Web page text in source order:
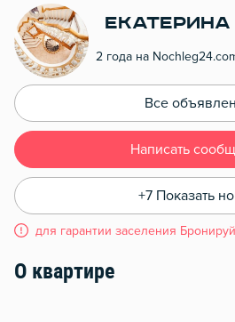
Екатерина
2 года на
Все
Написать
+7 Показать
для гарантии заселения
О квартире